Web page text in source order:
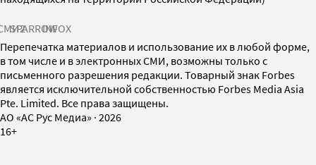
SPARROWINFOX
Перепечатка материалов и использование их в любой форме,
в том числе и в электронных СМИ, возможны только с
письменного разрешения редакции. Товарный знак Forbes
является исключительной собственностью Forbes Media Asia
Pte. Limited. Все права защищены.
AO «АС Рус Медиа» · 2026
16+